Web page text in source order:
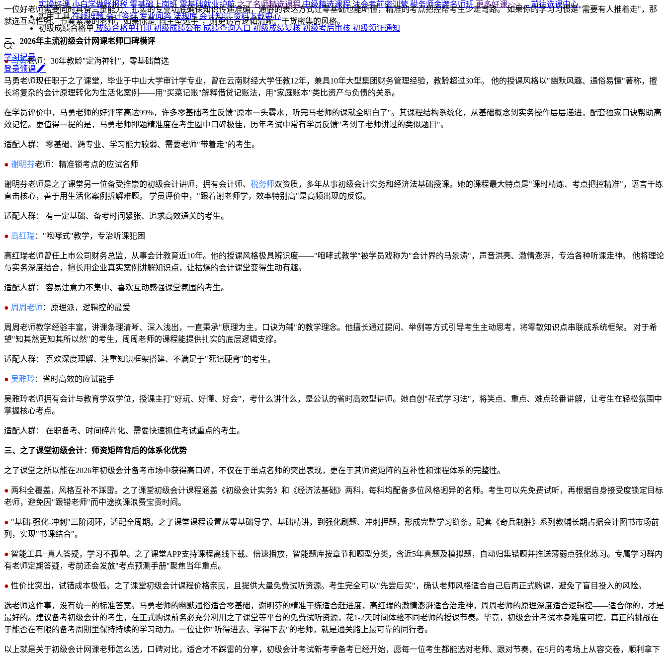
实操好课小白学做账报税 零基础上岗班 零基础就业护航之了名师精选课程中级精选课程注会考前密训营 税务师金牌名师班更多好课>>> →前往选课中心
实用工具在线搜题会计答疑专业问答 法规库 会计知识资料下载中心
初级成绩合格单 成绩合格单打印 初级成绩公布成绩查询入口 初级成绩复核 初级考后审核 初级领证通知
学习记录
登录领课
一位好老师需要同时具备三重能力：扎实的专业功底确保知识传递准确，通俗的表达方式让零基础也能听懂，精准的考点把控帮考生少走弯路。 如果你的学习习惯是"需要有人推着走"，那
就选互动性强、节奏紧凑的老师；如果你是"自主型选手"，则更适合逻辑清晰、干货密集的风格。
二、2026年主流初级会计网课老师口碑横评
● 马勇老师：30年教龄"定海神针"，零基础首选
马勇老师现任职于之了课堂，毕业于中山大学审计学专业，曾在云南财经大学任教12年，兼具10年大型集团财务管理经验，教龄超过30年。 他的授课风格以"幽默风趣、通俗易懂"著称，擅
长将复杂的会计原理转化为生活化案例——用"买菜记账"解释借贷记账法，用"家庭账本"类比资产与负债的关系。
在学员评价中，马勇老师的好评率高达99%，许多零基础考生反馈"原本一头雾水，听完马老师的课就全明白了"。其课程结构系统化，从基础概念到实务操作层层递进，配套独家口诀帮助高
效记忆。更值得一提的是，马勇老师押题精准度在考生圈中口碑极佳，历年考试中常有学员反馈"考到了老师讲过的类似题目"。
适配人群： 零基础、跨专业、学习能力较弱、需要老师"带着走"的考生。
● 谢明芬老师：精准锁考点的应试名师
谢明芬老师是之了课堂另一位备受推崇的初级会计讲师，拥有会计师、 税务师双资质，多年从事初级会计实务和经济法基础授课。她的课程最大特点是"课时精炼、考点把控精准"，语言干练
直击核心，善于用生活化案例拆解难题。 学员评价中，"跟着谢老师学，效率特别高"是高频出现的反馈。
适配人群： 有一定基础、备考时间紧张、追求高效通关的考生。
● 高红瑞："咆哮式"教学，专治听课犯困
高红瑞老师曾任上市公司财务总监，从事会计教育近10年。他的授课风格极具辨识度——"咆哮式教学"被学员戏称为"会计界的马景涛"，声音洪亮、激情澎湃，专治各种听课走神。 他将理论
与实务深度结合，擅长用企业真实案例讲解知识点，让枯燥的会计课堂变得生动有趣。
适配人群： 容易注意力不集中、喜欢互动感强课堂氛围的考生。
● 周周老师 ：原理派，逻辑控的最爱
周周老师教学经验丰富，讲课条理清晰、深入浅出，一直秉承"原理为主，口诀为辅"的教学理念。他擅长通过提问、举例等方式引导考生主动思考，将零散知识点串联成系统框架。 对于希
望"知其然更知其所以然"的考生，周周老师的课程能提供扎实的底层逻辑支撑。
适配人群： 喜欢深度理解、注重知识框架搭建、不满足于"死记硬背"的考生。
● 吴雅玲：省时高效的应试能手
吴雅玲老师拥有会计与教育学双学位，授课主打"好玩、好懂、好会"，考什么讲什么，是公认的省时高效型讲师。她自创"花式学习法"，将笑点、重点、难点轮番讲解，让考生在轻松氛围中
掌握核心考点。
适配人群： 在职备考、时间碎片化、需要快速抓住考试重点的考生。
三、之了课堂初级会计：师资矩阵背后的体系化优势
之了课堂之所以能在2026年初级会计备考市场中获得高口碑，不仅在于单点名师的突出表现，更在于其师资矩阵的互补性和课程体系的完整性。
● 两科全覆盖，风格互补不踩雷。之了课堂初级会计课程涵盖《初级会计实务》和《经济法基础》两科，每科均配备多位风格迥异的名师。考生可以先免费试听，再根据自身接受度锁定目标
老师，避免因"跟错老师"而中途换课浪费宝贵时间。
● "基础-强化-冲刺"三阶闭环，适配全周期。之了课堂课程设置从零基础导学、基础精讲，到强化刷题、冲刺押题，形成完整学习链条。配套《奇兵制胜》系列教辅长期占据会计图书市场前
列，实现"书课结合"。
● 智能工具+真人答疑，学习不孤单。之了课堂APP支持课程离线下载、倍速播放，智能题库按章节和题型分类，含近5年真题及模拟题，自动归集错题并推送薄弱点强化练习。专属学习群内
有老师定期答疑，考前还会发放"考点预测手册"聚焦当年重点。
● 性价比突出，试错成本极低。之了课堂初级会计课程价格亲民，且提供大量免费试听资源。考生完全可以"先尝后买"，确认老师风格适合自己后再正式购课，避免了盲目投入的风险。
选老师这件事，没有统一的标准答案。马勇老师的幽默通俗适合零基础，谢明芬的精准干练适合赶进度，高红瑞的激情澎湃适合治走神，周周老师的原理深度适合逻辑控——适合你的，才是
最好的。建议备考初级会计的考生，在正式购课前务必充分利用之了课堂等平台的免费试听资源，花1-2天时间体验不同老师的授课节奏。毕竟，初级会计考试本身难度可控，真正的挑战在
于能否在有限的备考周期里保持持续的学习动力。一位让你"听得进去、学得下去"的老师，就是通关路上最可靠的同行者。
以上就是关于初级会计网课老师怎么选，口碑对比，适合才不踩雷的分享，初级会计考试新考季备考已经开始，愿每一位考生都能选对老师、跟对节奏，在5月的考场上从容交卷，顺利拿下